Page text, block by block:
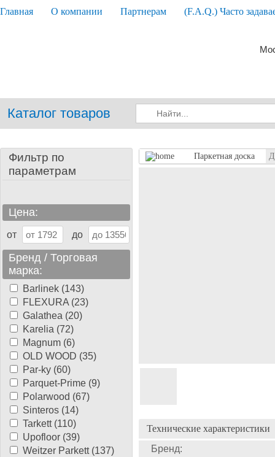
Главная О компании Партнерам (F.A.Q.) Часто
Каталог товаров
Фильтр по
параметрам
Цена:
от до
Бренд / Торговая
марка:
Barlinek (143)
FLEXURA (23)
Galathea (20)
Karelia (72)
Magnum (6)
OLD WOOD (35)
Par-ky (60)
Parquet-Prime (9)
Polarwood (67)
Sinteros (14)
Tarkett (110)
Upofloor (39)
Weitzer Parkett (137)
Паркетная доска
Технические характеристики
Бренд: